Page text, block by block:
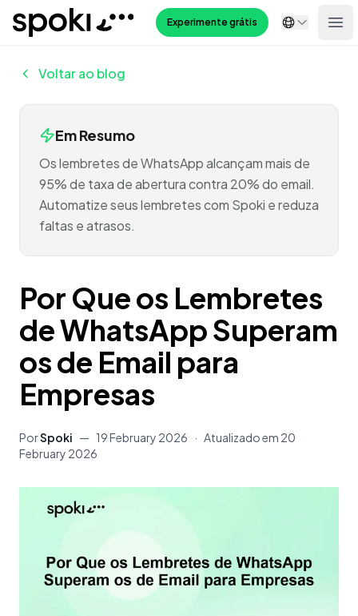
Spoki Experimente grátis
Voltar ao blog
Em Resumo
Os lembretes de WhatsApp alcançam mais de
95% de taxa de abertura contra 20% do email.
Automatize seus lembretes com Spoki e reduza
faltas e atrasos.
Por Que os Lembretes
de WhatsApp Superam
os de Email para
Empresas
PorSpoki — 19 February 2026 · Atualizado em 20
February 2026